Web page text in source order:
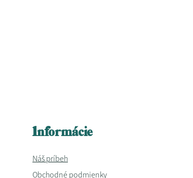
Informácie
Náš príbeh
Obchodné podmienky